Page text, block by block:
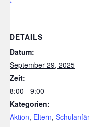
DETAILS
Datum:
September 29, 2025
Zeit:
8:00 - 9:00
Kategorien:
Aktion, Eltern,